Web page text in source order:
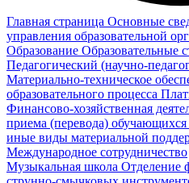
Главная страница Основные
управления образовательной
Образование Образовательные
Педагогический (научно-
Материально-техническое
образовательного процесса
Финансово-хозяйственная
приема (перевода) обучающихся
иные виды материальной
Международное сотрудничество
Музыкальная школа Отделение